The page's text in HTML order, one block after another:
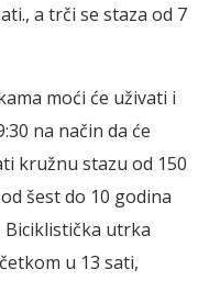
a trči se staza od 7
moći će uživati i
na način da će
kružnu stazu od 150
šest do 10 godina
Biciklistička utrka
u 13 sati,